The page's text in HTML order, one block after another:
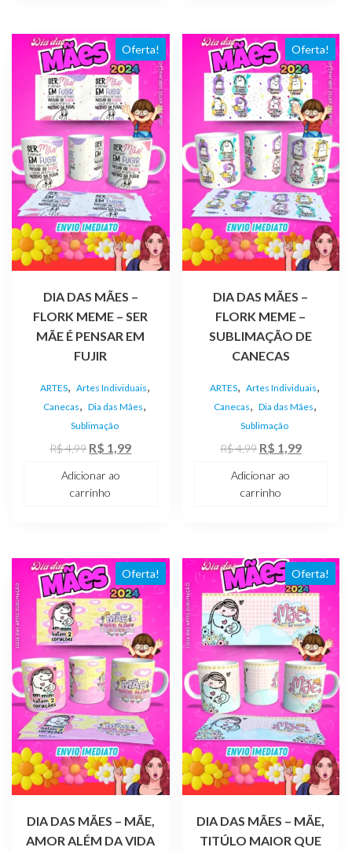
Oferta!
DIA DAS MÃES –
FLORK MEME – SER
MÃE É PENSAR EM
FUJIR
ARTES, Artes Individuais,
Canecas, Dia das Mães,
Sublimação
R$4,99 O
original
R$ 1,99O
Adicionar ao
carrinho
Oferta!
DIA DAS MÃES –
FLORK MEME –
SUBLIMAÇÃO DE
CANECAS
ARTES, Artes Individuais,
Canecas, Dia das Mães,
Sublimação
R$4,99 O
original
R$ 1,99O
Adicionar ao
carrinho
Oferta!
DIA DAS MÃES – MÃE,
AMOR ALÉM DA VIDA
Oferta!
DIA DAS MÃES – MÃE,
TITÚLO MAIOR QUE